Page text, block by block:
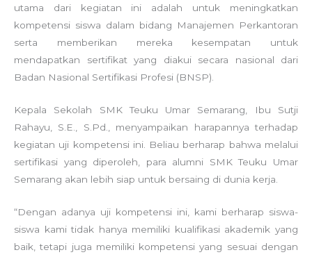
utama dari kegiatan ini adalah untuk meningkatkan
kompetensi siswa dalam bidang Manajemen Perkantoran
serta memberikan mereka kesempatan untuk
mendapatkan sertifikat yang diakui secara nasional dari
Badan Nasional Sertifikasi Profesi (BNSP).
Kepala Sekolah SMK Teuku Umar Semarang, Ibu Sutji
Rahayu, S.E., S.Pd., menyampaikan harapannya terhadap
kegiatan uji kompetensi ini. Beliau berharap bahwa melalui
sertifikasi yang diperoleh, para alumni SMK Teuku Umar
Semarang akan lebih siap untuk bersaing di dunia kerja.
“Dengan adanya uji kompetensi ini, kami berharap siswa-
siswa kami tidak hanya memiliki kualifikasi akademik yang
baik, tetapi juga memiliki kompetensi yang sesuai dengan